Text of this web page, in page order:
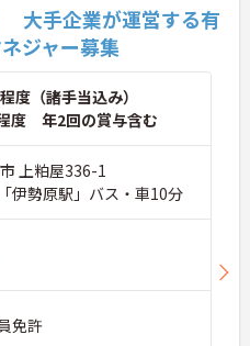
大手企業が運営する有
ジャー募集
度（諸手当込み）
度 年2回の賞与含む
上粕屋336-1
伊勢原駅」バス・車10分
免許